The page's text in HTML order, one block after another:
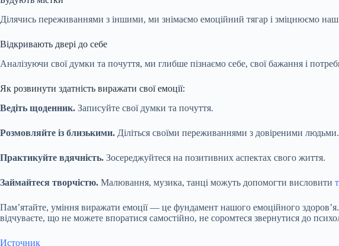
Ділячись переживаннями з іншими, ми знімаємо емоційний тягар і зміцнюємо
Відкривають двері до себе
Аналізуючи свої думки та почуття, ми глибше пізнаємо себе, свої бажання і
Як розвинути здатність виражати свої емоції:
Ведіть щоденник. Записуйте свої думки та почуття.
Розмовляйте із близькими. Діліться своїми переживаннями з довіреними людьми.
Практикуйте вдячність. Зосереджуйтеся на позитивних аспектах свого життя.
Займайтеся творчістю. Малювання, музика, танці можуть допомогти висловити
Пам’ятайте, уміння виражати емоції — це фундамент нашого емоційного
відчуваєте, що не можете впоратися самостійно, не соромтеся звернутися до
Источник